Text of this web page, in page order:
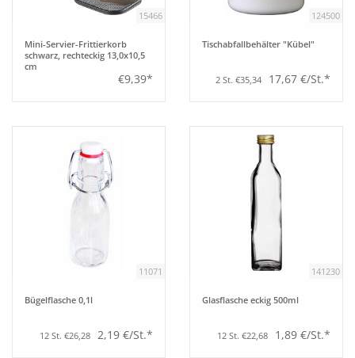
Möbel
15466
Mini-Servier-Frittierkorb
schwarz, rechteckig 13,0x10,5
cm
€9,39*
124500
Tischabfallbehälter "Kübel"
2 St. €35,34 17,67 €/St.*
11071
Bügelflasche 0,1l
12 St. €26,28 2,19 €/St.*
141230
Glasflasche eckig 500ml
12 St. €22,68 1,89 €/St.*